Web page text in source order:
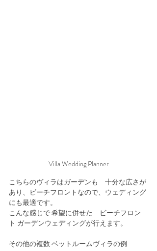
Villa Wedding Planner
こちらのヴィラはガーデンも　十分な広さが
あり、ビーチフロントなので、ウェディング
にも最適です。
こんな感じで 希望に併せた　ビーチフロン
ト ガーデンウェディングが行えます。
その他の複数 ベットルームヴィラの例